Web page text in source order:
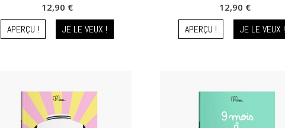
12,90 €
APERÇU ! JE LE VEUX !
12,90 €
APERÇU ! JE LE VEUX !